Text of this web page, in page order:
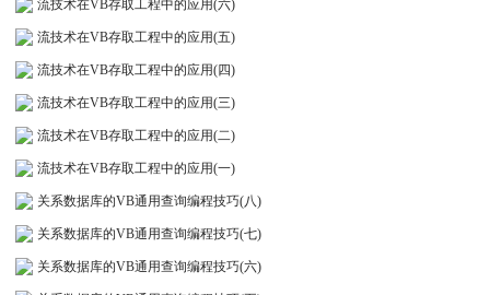
流技术在VB存取工程中的应用(六)
流技术在VB存取工程中的应用(五)
流技术在VB存取工程中的应用(四)
流技术在VB存取工程中的应用(三)
流技术在VB存取工程中的应用(二)
流技术在VB存取工程中的应用(一)
关系数据库的VB通用查询编程技巧(八)
关系数据库的VB通用查询编程技巧(七)
关系数据库的VB通用查询编程技巧(六)